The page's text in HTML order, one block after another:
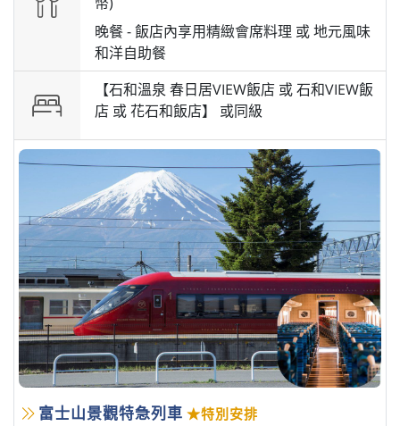
晚餐 -飯店內享用精緻會席料理 或 地元風味
和洋自助餐
【石和溫泉 春日居VIEW飯店 或 石和VIEW飯
店 或 花石和飯店】 或同級
富士山景觀特急列車 ★特別安排